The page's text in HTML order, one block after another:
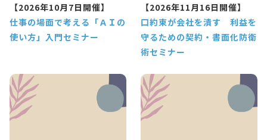
【2026年10月7日開催】
仕事の場面で考える「ＡＩの
使い方」入門セミナー
【2026年11月16日開催】
口約束が会社を潰す 利益を
守るための契約・書面化防衛
術セミナー